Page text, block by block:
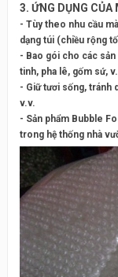
3. ỨNG DỤNG
- Tùy theo nhu cầu
dạng túi (chiều rộng
- Bao gói cho các sản
tinh, pha lê, gốm sứ,
- Giữ tươi sống, tránh
v.v.
- Sản phẩm Bubble
trong hệ thống nhà